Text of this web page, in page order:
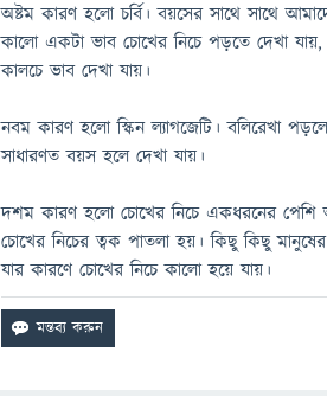
অষ্টম কারণ হলো চর্বি। বয়সের সাথে সাথে
কালো একটা ভাব চোখের নিচে পড়তে দেখা
কালচে ভাব দেখা যায়।
নবম কারণ হলো স্কিন ল্যাগজেটি। বলিরেখা
সাধারণত বয়স হলে দেখা যায়।
দশম কারণ হলো চোখের নিচে একধরনের পেশি
চোখের নিচের ত্বক পাতলা হয়। কিছু কিছু
যার কারণে চোখের নিচে কালো হয়ে যায়।